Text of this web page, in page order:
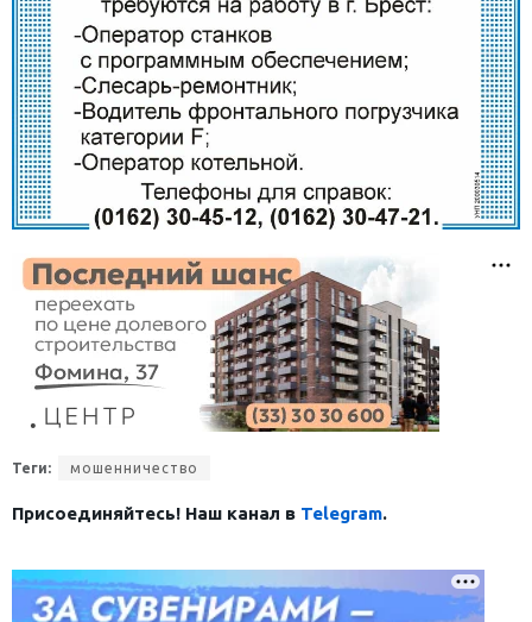
Теги: мошенничество
Присоединяйтесь! Наш канал в Telegram.